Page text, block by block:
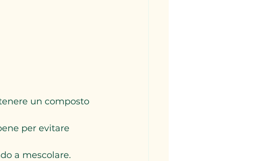
un composto
per evitare
a mescolare.